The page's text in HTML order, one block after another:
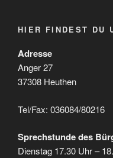
HIER FINDEST DU
Adresse
Anger 27
37308 Heuthen
Tel/Fax: 036084/80216
Sprechstunde des
Dienstag 17.30 Uhr –